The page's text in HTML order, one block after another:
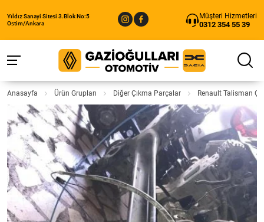
Yıldız Sanayi Sitesi 3.Blok No:5
Ostim/Ankara
Müşteri Hizmetleri
0312 354 55 39
Anasayfa Ürün Grupları Diğer Çıkma Parçalar Renault Talisman